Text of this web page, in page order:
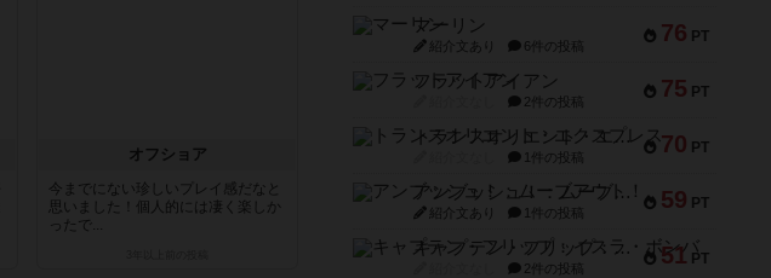
オフショア
今までにない珍しいプレイ感だなと
思いました！個人的には凄く楽しか
ったで...
76 PT
マーリン
紹介文あり 6件の投稿
75 PT
フラットアイアン
2件の投稿
70 PT
トランスオリエント・エクスプレス
1件の投稿
59 PT
アンブッシュ！：ムーブアウト！
紹介文あり 1件の投稿
51 PT
キャプテン・フリップ：イスラ・ボンバ
2件の投稿